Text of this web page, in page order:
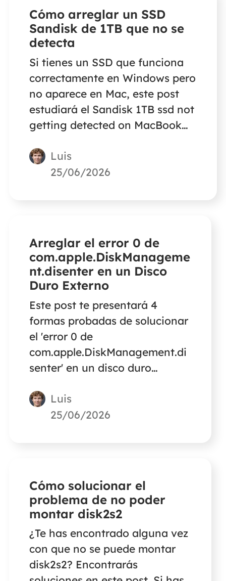
Cómo arreglar un SSD
Sandisk de 1TB que no se
detecta
Si tienes un SSD que funciona
correctamente en Windows pero
no aparece en Mac, este post
estudiará el Sandisk 1TB ssd not
getting detected on MacBook
error.Luis
25/06/2026
Arreglar el error 0 de
com.apple.DiskManageme
nt.disenter en un Disco
Duro Externo
Este post te presentará 4
formas probadas de solucionar
el 'error 0 de
com.apple.DiskManagement.di
senter' en un disco duro
datos.Luis
25/06/2026
Cómo solucionar el
problema de no poder
montar disk2s2
¿Te has encontrado alguna vez
con que no se puede montar
disk2s2? Encontrarás